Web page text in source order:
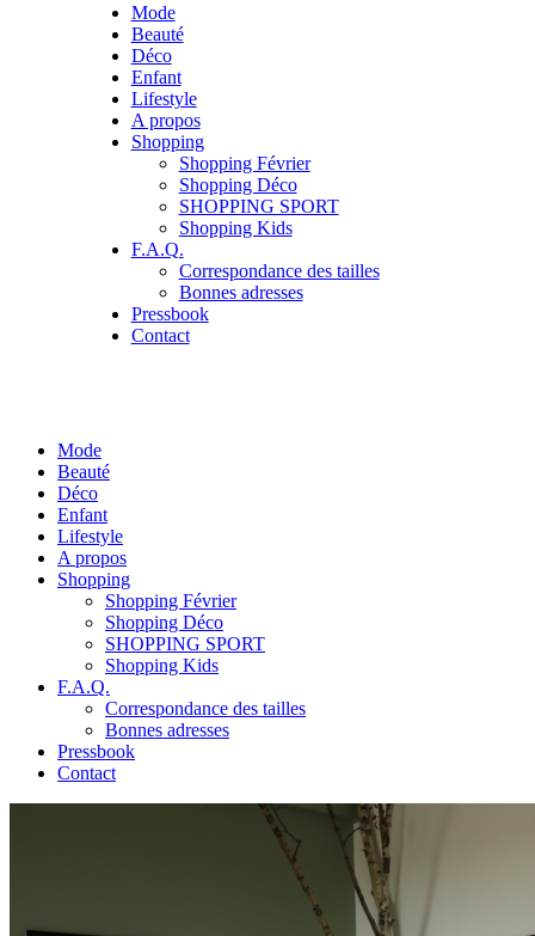
Mode
Beauté
Déco
Enfant
Lifestyle
A propos
Shopping
Shopping Février
Shopping Déco
SHOPPING SPORT
Shopping Kids
F.A.Q.
Correspondance des tailles
Bonnes adresses
Pressbook
Contact
Mode
Beauté
Déco
Enfant
Lifestyle
A propos
Shopping
Shopping Février
Shopping Déco
SHOPPING SPORT
Shopping Kids
F.A.Q.
Correspondance des tailles
Bonnes adresses
Pressbook
Contact